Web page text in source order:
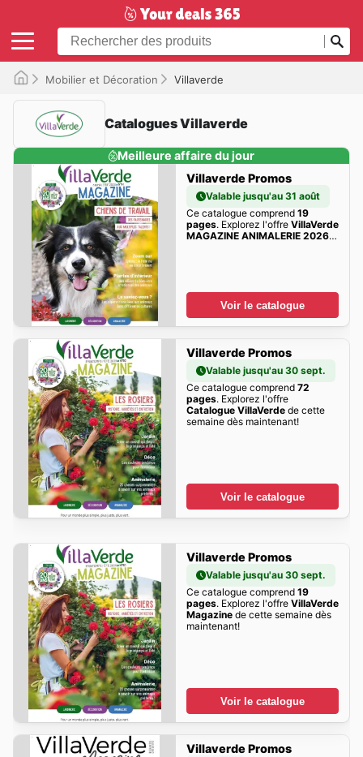
Mobilier et Décoration Villaverde
Catalogues Villaverde
Meilleure affaire du jour
Villaverde Promos
Valable jusqu'au 31 août
Ce catalogue comprend 19
pages. Explorez l'offre VillaVerde
MAGAZINE ANIMALERIE 2026
Voir le catalogue
Villaverde Promos
Valable jusqu'au 30 sept.
Ce catalogue comprend 72
pages. Explorez l'offre
Catalogue VillaVerdede cette
semaine dès maintenant!
Voir le catalogue
Villaverde Promos
Valable jusqu'au 30 sept.
Ce catalogue comprend 19
pages. Explorez l'offre VillaVerde
Magazinede cette semaine dès
maintenant!
Voir le catalogue
Villaverde Promos